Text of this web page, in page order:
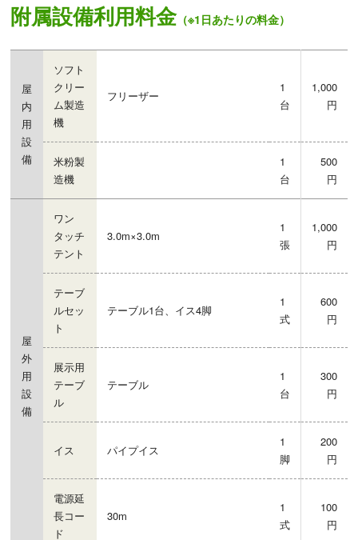
附属設備利用料金（※1日あたりの料金）
屋
内
用
設
備
ソフト
クリー
ム製造
機
フリーザー
1
台
1,000
円
米粉製
造機
1
台
500
円
屋
外
用
設
備
ワン
タッチ
テント
3.0m×3.0m
1
張
1,000
円
テーブ
ルセッ
ト
テーブル1台、イス4脚
1
式
600
円
展示用
テーブ
ル
テーブル
1
台
300
円
イス パイプイス
1
脚
200
円
電源延
長コー
ド
30m
1
式
100
円